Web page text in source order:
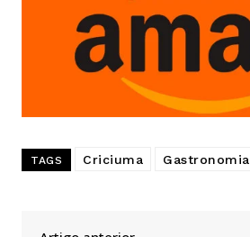
TAGS Criciuma Gastronomia